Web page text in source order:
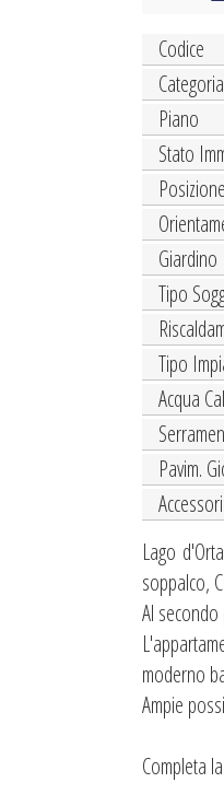
Codice
Categoria
Piano
Stato
Posizione
Giardino
Tipo
Tipo
Acqua
Pavim.
Accessori
Lago
soppalco,
Al
moderno
Ampie
Completa